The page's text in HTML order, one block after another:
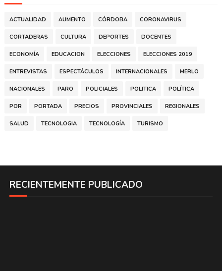
ACTUALIDAD AUMENTO CÓRDOBA CORONAVIRUS
CORTADERAS CULTURA DEPORTES DOCENTES
ECONOMÍA EDUCACION ELECCIONES ELECCIONES 2019
ENTREVISTAS ESPECTÁCULOS INTERNACIONALES MERLO
NACIONALES PARO POLICIALES POLITICA POLÍTICA
POR PORTADA PRECIOS PROVINCIALES REGIONALES
SALUD TECNOLOGIA TECNOLOGÍA TURISMO
RECIENTEMENTE PUBLICADO